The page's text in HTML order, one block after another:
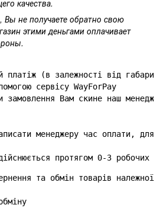
качества.
Вы не получаете обратно свою
этими деньгами оплачивает
платіж (в залежності від
сервісу WayForPay
замовлення Вам скине наш
менеджеру час оплати,
протягом 0-3
та обмін товарів